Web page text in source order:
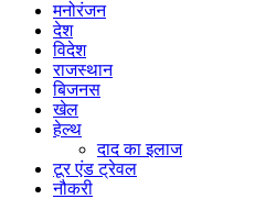
मनोरंजन
देश
विदेश
राजस्थान
बिजनस
खेल
हेल्थ
दाद का इलाज
टूर एंड ट्रेवल
नौकरी